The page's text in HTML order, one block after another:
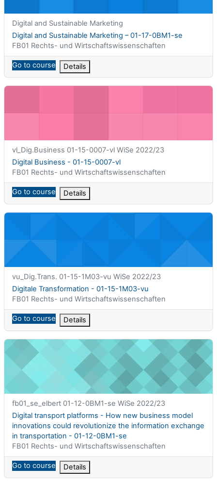
课程简称
Digital and Sustainable Marketing
课程名称
Digital and Sustainable Marketing – 01-17-0BM1-se
课程类别
FB01 Rechts- und Wirtschaftswissenschaften
Go to course Details
Digital Business - 01-15-0007-vl
课程简称
vl_Dig.Business 01-15-0007-vl WiSe 2022/23
课程名称
Digital Business - 01-15-0007-vl
课程类别
FB01 Rechts- und Wirtschaftswissenschaften
Go to course Details
Digitale Transformation - 01-15-1M03-vu
课程简称
vu_Dig.Trans. 01-15-1M03-vu WiSe 2022/23
课程名称
Digitale Transformation - 01-15-1M03-vu
课程类别
FB01 Rechts- und Wirtschaftswissenschaften
Go to course Details
Digital transport platforms - How new business model
课程简称
fb01_se_elbert 01-12-0BM1-se WiSe 2022/23
课程名称
Digital transport platforms - How new business model
innovations could revolutionize the information exchange
in transportation - 01-12-0BM1-se
课程类别
FB01 Rechts- und Wirtschaftswissenschaften
Go to course Details